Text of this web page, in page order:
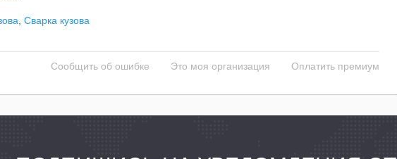
Сварка кузова
Сообщить об ошибке Это моя организация Оплатить премиум